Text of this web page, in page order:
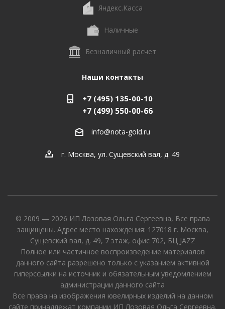
Яндекс.Касса
Наличные
Безналичный расчет
Наши контакты
+7 (495) 135-00-10
+7 (499) 550-00-66
info@nota-gold.ru
г. Москва, ул. Сущевский вал, д. 49
© 2009 — 2026 ИП Лозовая Ольга Сергеевна, Все права
защищены. Адрес место нахождения: 127018 г. Москва,
Сущевский вал, д. 49, 7 этаж, офис 702, БЦ JAZZ
Полное или частичное воспроизведение материалов
данного сайта разрешено только с указанием активной
гиперссылки на источник и обязательным уведомлением
администрации данного сайта
Все права на изображения ювелирных изделий на данном
сайте принадлежат компании ИП Лозовая Ольга Сергеевна.